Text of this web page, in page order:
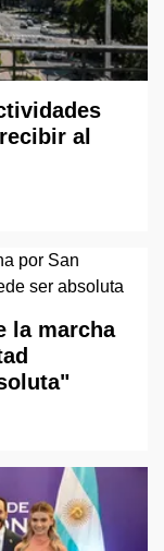
al
la marcha